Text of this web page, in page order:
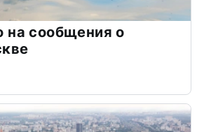
на сообщения о